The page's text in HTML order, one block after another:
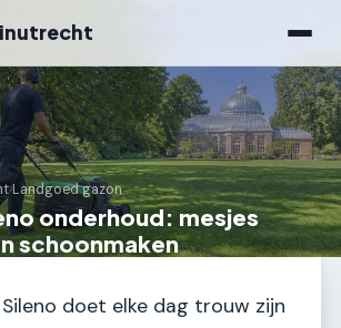
›Landgoed gazon
onderhoud: mesjes
schoonmaken
doet elke dag trouw zijn